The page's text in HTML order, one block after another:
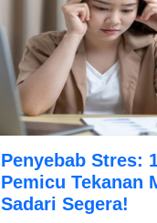
Penyebab Stres:
Pemicu Tekanan
Sadari Segera!